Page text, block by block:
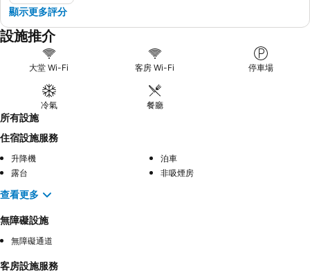
顯示更多評分
設施推介
大堂 Wi-Fi 客房 Wi-Fi 停車場
冷氣 餐廳
所有設施
住宿設施服務
升降機
泊車
露台
非吸煙房
查看更多
無障礙設施
無障礙通道
客房設施服務